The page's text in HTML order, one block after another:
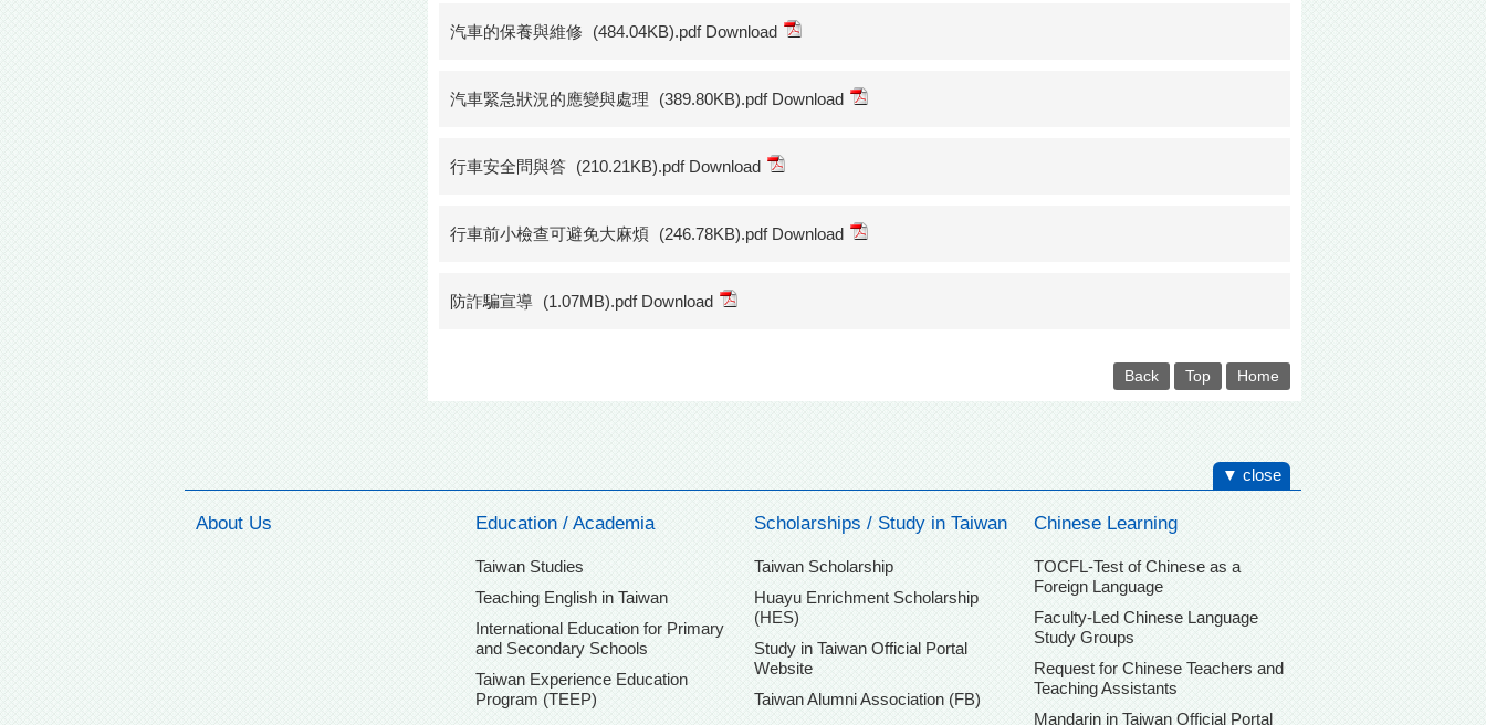
汽車的保養與維修 (484.04KB).pdf Download
汽車緊急狀況的應變與處理 (389.80KB).pdf Download
行車安全問與答 (210.21KB).pdf Download
行車前小檢查可避免大麻煩 (246.78KB).pdf Download
防詐騙宣導 (1.07MB).pdf Download
Back Top Home
▼ close
About Us Education / Academia
Taiwan Studies
Teaching English in Taiwan
International Education for Primary
and Secondary Schools
Taiwan Experience Education
Program (TEEP)
Scholarships / Study in Taiwan
Taiwan Scholarship
Huayu Enrichment Scholarship
(HES)
Study in Taiwan Official Portal
Website
Taiwan Alumni Association (FB)
Chinese Learning
TOCFL-Test of Chinese as a
Foreign Language
Faculty-Led Chinese Language
Study Groups
Request for Chinese Teachers and
Teaching Assistants
Mandarin in Taiwan Official Portal